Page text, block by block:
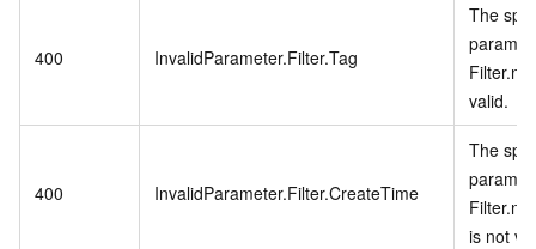
400 InvalidParameter.Filter.Tag
The
valid.
400 InvalidParameter.Filter.CreateTime
The
is not